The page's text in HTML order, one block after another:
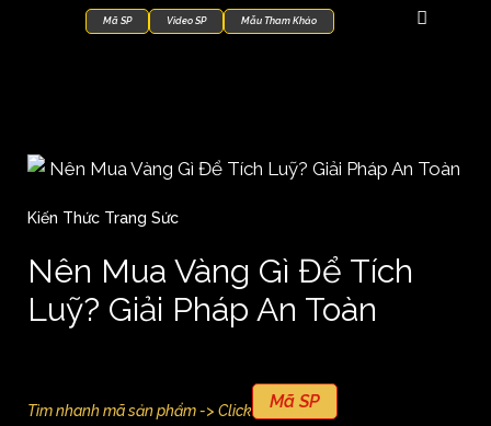
Mã SP Video SP Mẫu Tham Khảo
Kiến Thức Trang Sức
Nên Mua Vàng Gì Để Tích
Luỹ? Giải Pháp An Toàn
Tìm nhanh mã sản phẩm -> Click Mã SP